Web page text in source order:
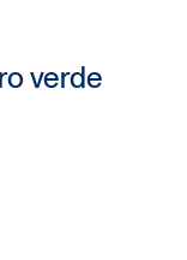
verde